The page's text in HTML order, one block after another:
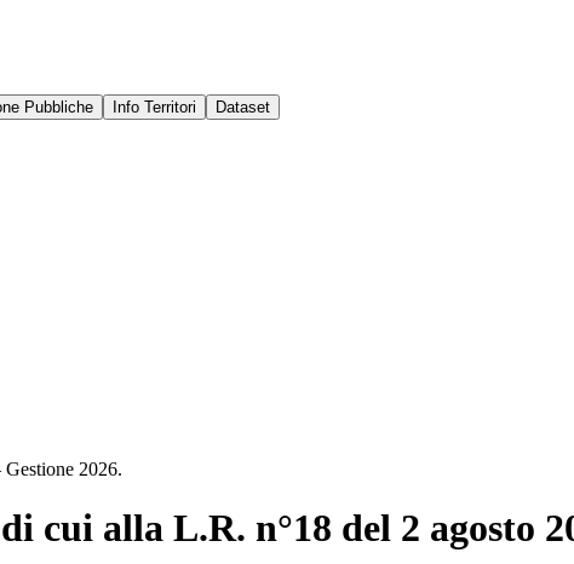
Pubbliche Info Territori Dataset
2026.
cui alla L.R. n°18 del 2 agosto